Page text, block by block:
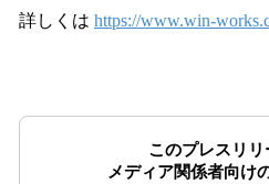
詳しくは https://www.win-
このプレスリリ
メディア関係者向け